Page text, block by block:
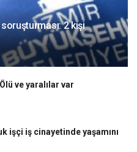
2 kişi
ve yaralılar var
işçi iş cinayetinde yaşamını